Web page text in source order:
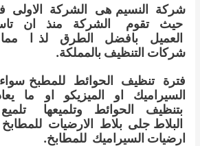
شركة النسيم هى الشركة الاولى
حيث تقوم الشركة منذ ان
العميل بافضل الطرق لذ ا
شركات التنظيف بالمملكة.
فترة تنظيف الحوائط للمطبخ
السيراميك او الميزيكو او ما
بتنظيف الحوائط وتلميعها
البلاط جلى بلاط الارضيات
ارضيات السيراميك للمطابخ.